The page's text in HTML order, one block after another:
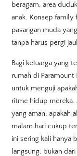
beragam, area
anak. Konsep family
pasangan muda
tanpa harus pergi
Bagi keluarga yang
rumah di Paramount
untuk menguji
ritme hidup mereka.
yang aman, apakah
malam hari cukup
ini sering kali hanya
langsung, bukan